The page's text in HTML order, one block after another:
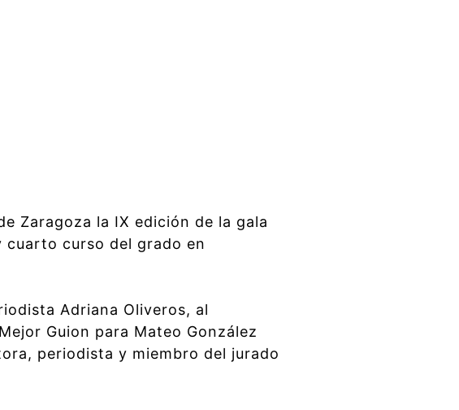
Zaragoza la IX edición de la gala
cuarto curso del grado en
Adriana Oliveros, al
Guion para Mateo González
periodista y miembro del jurado